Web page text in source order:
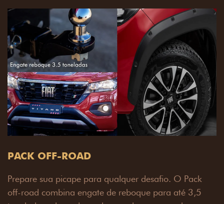
PACK OFF-ROAD
Prepare sua picape para qualquer desafio. O Pack
off-road combina engate de reboque para até 3,5